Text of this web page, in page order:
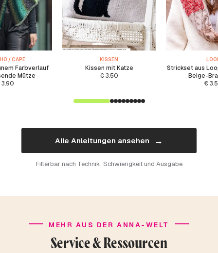
/ CAPE
Farbverlauf
Mütze
3.90
KISSEN
Kissen mit Katze
€3.50
Strickset aus
Beige-
€
Alle Anleitungen ansehen →
Filterbar nach Technik, Schwierigkeit und Ausgabe
MEHR AUS DER ANNA-WELT
Service & Ressourcen